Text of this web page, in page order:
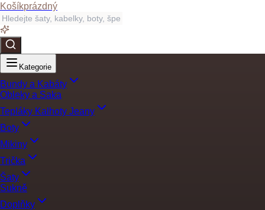
Košíkprázdný
Kategorie
Bundy a Kabáty
Obleky a Saka
Tepláky Kalhoty Jeany
Boty
Mikiny
Trička
Šaty
Sukně
Doplňky